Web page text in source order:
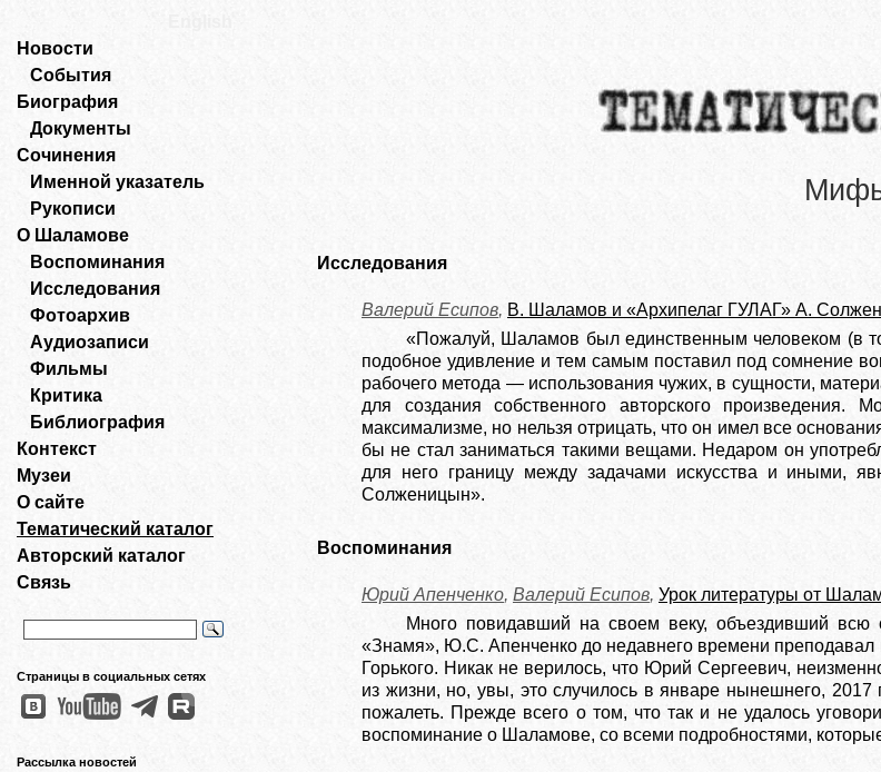
Новости
События
Биография
Документы
Сочинения
Именной указатель
Рукописи
О Шаламове
Воспоминания
Исследования
Фотоархив
Аудиозаписи
Фильмы
Критика
Библиография
Контекст
Музеи
О сайте
Тематический каталог
Авторский каталог
Связь
Страницы в социальных сетях
Рассылка новостей
Исследования
Валерий Есипов, В. Шаламов и «Архипелаг ГУЛАГ» А.
«Пожалуй, Шаламов был единственным человеком (в
подобное удивление и тем самым поставил под сомнение
рабочего метода — использования чужих, в сущности,
для создания собственного авторского
максимализме, но нельзя отрицать, что он имел все
бы не стал заниматься такими вещами. Недаром он
для него границу между задачами искусства и иными,
Солженицын».
Воспоминания
Юрий Апенченко, Валерий Есипов, Урок литературы от
Много повидавший на своем веку, объездивший
«Знамя», Ю.С. Апенченко до недавнего времени преподавал
Горького. Никак не верилось, что Юрий Сергеевич,
из жизни, но, увы, это случилось в январе нынешнего,
пожалеть. Прежде всего о том, что так и не удалось
воспоминание о Шаламове, со всеми подробностями,